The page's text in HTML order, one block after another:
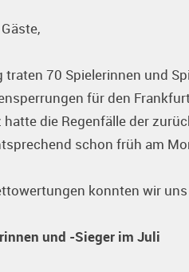
traten 70 Spielerinnen und
für den
hatte die Regenfälle der
schon früh am
konnten wir
und -Sieger im Juli